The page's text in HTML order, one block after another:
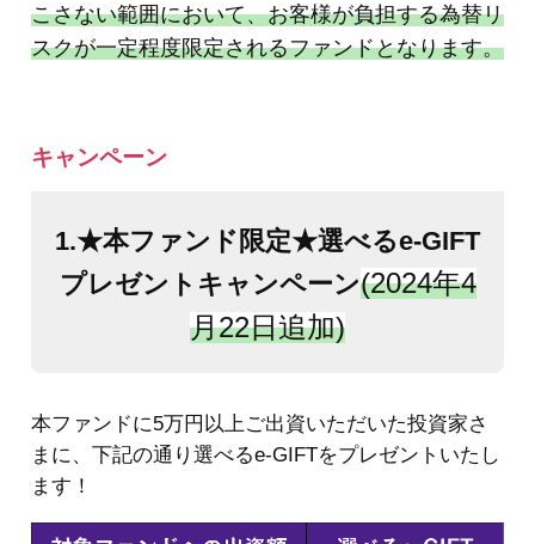
こさない範囲において、お客様が負担する為替リ
スクが一定程度限定されるファンドとなります。
キャンペーン
1.★本ファンド限定★選べるe-GIFT
プレゼントキャンペーン(2024年4
月22日追加)
本ファンドに5万円以上ご出資いただいた投資家さ
まに、下記の通り選べるe-GIFTをプレゼントいたし
ます！